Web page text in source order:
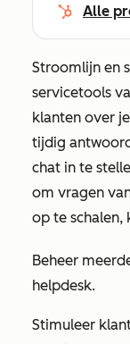
Alle
Stroomlijn en
servicetools
klanten over
tijdig
chat in te
om vragen
op te schalen,
Beheer
helpdesk.
Stimuleer